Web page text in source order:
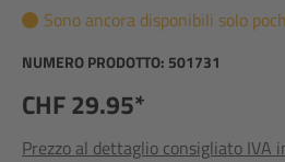
Sono ancora disponibili solo
NUMERO PRODOTTO: 501731
CHF 29.95*
Prezzo al dettaglio consigliato IVA